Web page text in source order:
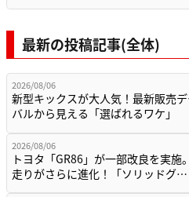
最新の投稿記事(全体)
2026/08/06
新型キックスが大人気！最新販売
バルから見える「選ばれるワケ」
2026/08/06
トヨタ「GR86」が一部改良を実施
走りがさらに進化！「ソリッドグ…